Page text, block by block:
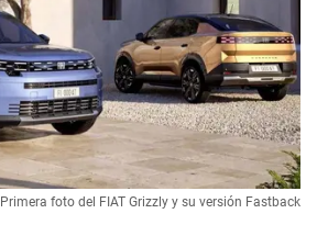
Primera foto del FIAT Grizzly y su versión Fastback